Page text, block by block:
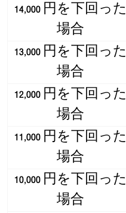
14,000 円を下回った
場合
13,000 円を下回った
場合
12,000 円を下回った
場合
11,000 円を下回った
場合
10,000 円を下回った
場合